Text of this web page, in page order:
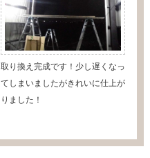
取り換え完成です！少し遅くなっ
てしまいましたがきれいに仕上が
りました！